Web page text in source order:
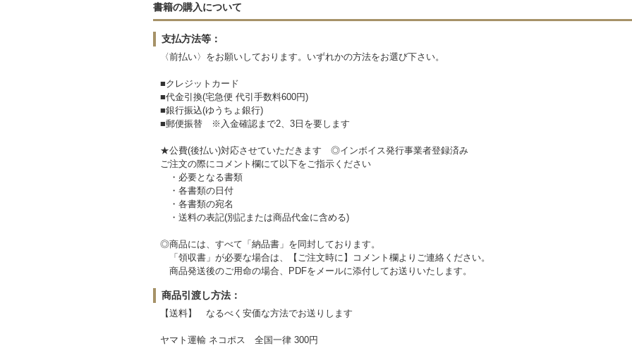
書籍の購入について
支払方法等：
〈前払い〉をお願いしております。いずれかの方法をお選び下さい。
■クレジットカード
■代金引換(宅急便 代引手数料600円)
■銀行振込(ゆうちょ銀行)
■郵便振替 ※入金確認まで2、3日を要します
★公費(後払い)対応させていただきます ◎インボイス発行事業者登録済み
ご注文の際にコメント欄にて以下をご指示ください
・必要となる書類
・各書類の日付
・各書類の宛名
・送料の表記(別記または商品代金に含める)
◎商品には、すべて「納品書」を同封しております。
「領収書」が必要な場合は、【ご注文時に】コメント欄よりご連絡ください。
商品発送後のご用命の場合、PDFをメールに添付してお送りいたします。
商品引渡し方法：
【送料】 なるべく安価な方法でお送りします
ヤマト運輸 ネコポス 全国一律 300円